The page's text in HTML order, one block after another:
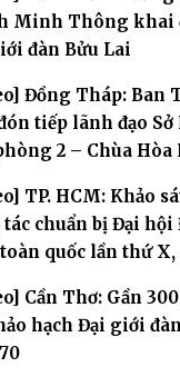
Minh Thông khai
đàn Bửu Lai
Đồng Tháp: Ban
tiếp lãnh đạo Sở
2 – Chùa Hòa
TP. HCM: Khảo
chuẩn bị Đại hội
quốc lần thứ
Cần Thơ: Gần
hạch Đại giới